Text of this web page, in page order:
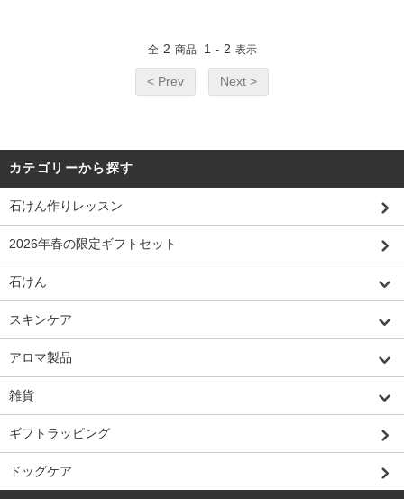
全 2 商品 1 - 2 表示
< Prev Next >
カテゴリーから探す
石けん作りレッスン
2026年春の限定ギフトセット
石けん
スキンケア
アロマ製品
雑貨
ギフトラッピング
ドッグケア